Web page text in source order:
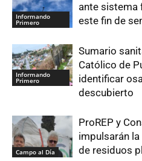
Informando
Primero
ante sistema
este fin de
Informando
Primero
Sumario
Católico de
identificar
descubierto
Campo al Día
ProREP y
impulsarán
de residuos